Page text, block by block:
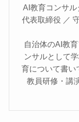
AI教育コンサ
代表取締役 ／
自治体のAI教
ンサルとして
育について書い
教員研修・講